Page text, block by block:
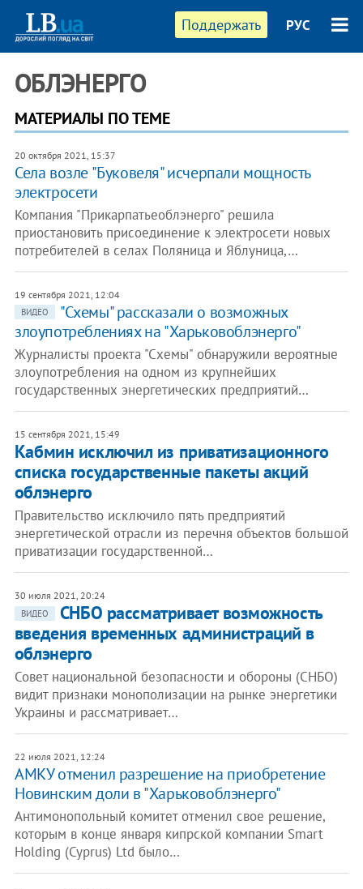
Поддержать РУС
ОБЛЭНЕРГО
МАТЕРИАЛЫ ПО ТЕМЕ
20 октября 2021, 15:37
Села возле "Буковеля" исчерпали мощность
электросети
Компания "Прикарпатьеоблэнерго" решила
приостановить присоединение к электросети новых
потребителей в селах Поляница и Яблуница,…
19 сентября 2021, 12:04
ВИДЕО
"Схемы" рассказали о возможных
злоупотреблениях на "Харьковоблэнерго"
Журналисты проекта "Схемы" обнаружили вероятные
злоупотребления на одном из крупнейших
государственных энергетических предприятий…
15 сентября 2021, 15:49
Кабмин исключил из приватизационного
списка государственные пакеты акций
облэнерго
Правительство исключило пять предприятий
энергетической отрасли из перечня объектов большой
приватизации государственной…
30 июля 2021, 20:24
ВИДЕО
СНБО рассматривает возможность
введения временных администраций в
облэнерго
Совет национальной безопасности и обороны (СНБО)
видит признаки монополизации на рынке энергетики
Украины и рассматривает…
22 июля 2021, 12:24
АМКУ отменил разрешение на приобретение
Новинским доли в "Харьковоблэнерго"
Антимонопольный комитет отменил свое решение,
которым в конце января кипрской компании Smart
Holding (Cyprus) Ltd было…